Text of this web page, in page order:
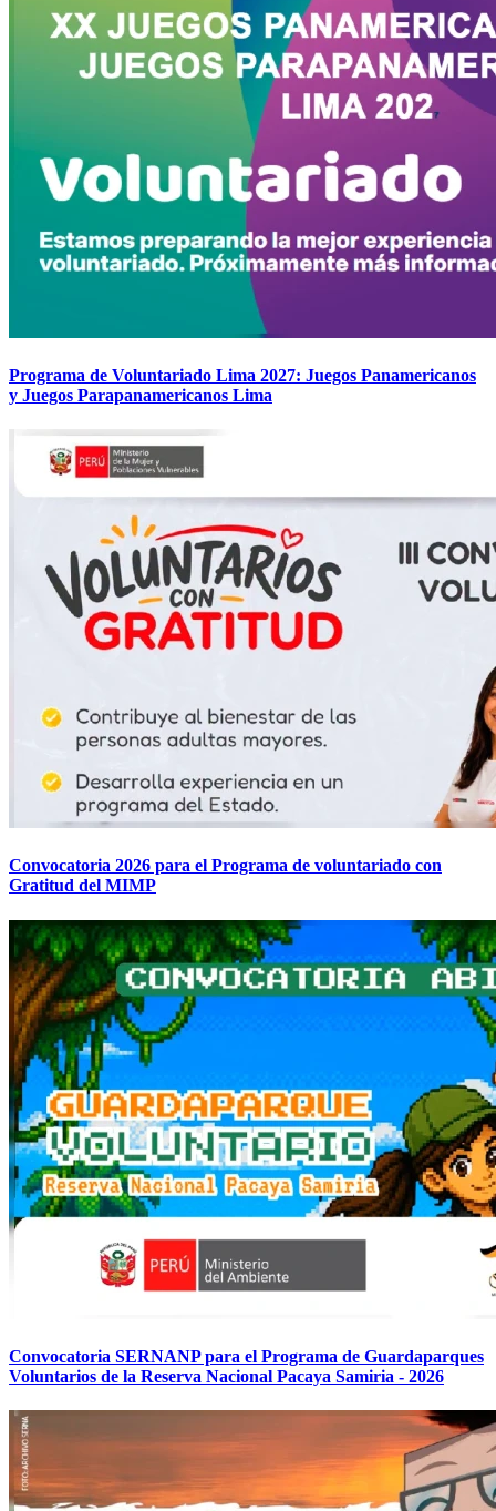
Programa de Voluntariado Lima 2027: Juegos Panamericanos
y Juegos Parapanamericanos Lima
Convocatoria 2026 para el Programa de voluntariado con
Gratitud del MIMP
Convocatoria SERNANP para el Programa de Guardaparques
Voluntarios de la Reserva Nacional Pacaya Samiria - 2026